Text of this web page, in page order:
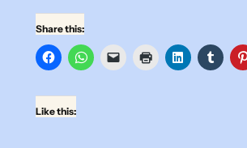
Share this:
Like this: